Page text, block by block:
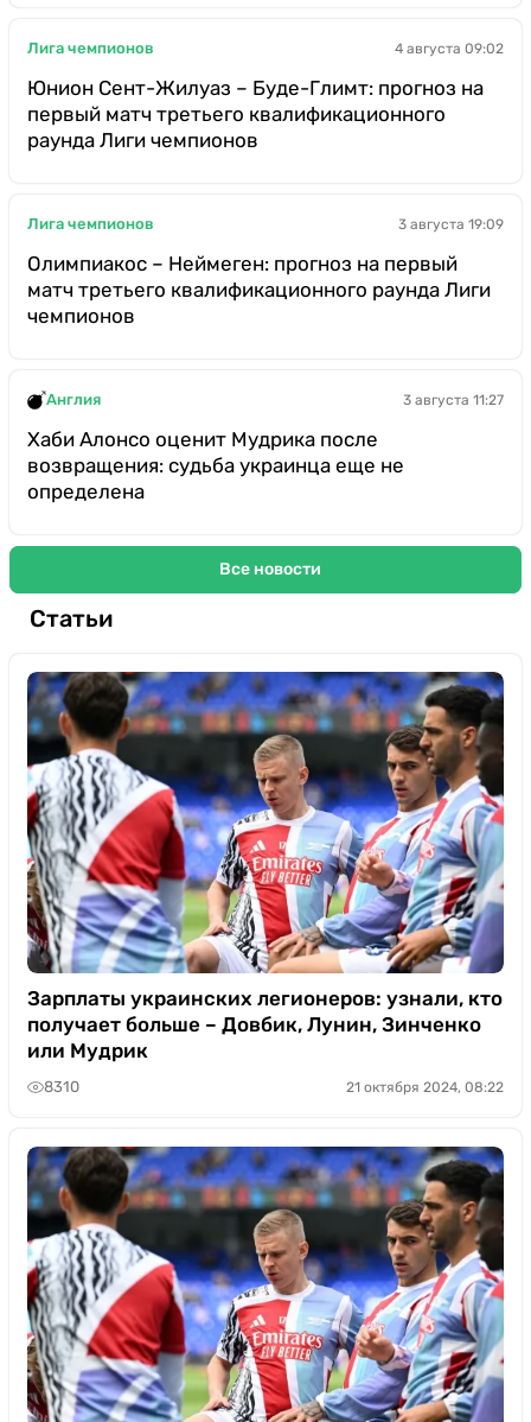
Лига чемпионов 4 августа 09:02
Юнион Сент-Жилуаз – Буде-Глимт: прогноз на
первый матч третьего квалификационного
раунда Лиги чемпионов
Лига чемпионов 3 августа 19:09
Олимпиакос – Неймеген: прогноз на первый
матч третьего квалификационного раунда Лиги
чемпионов
Англия 3 августа 11:27
Хаби Алонсо оценит Мудрика после
возвращения: судьба украинца еще не
определена
Все новости
Статьи
Зарплаты украинских легионеров: узнали, кто
получает больше – Довбик, Лунин, Зинченко
или Мудрик
8310 21 октября 2024, 08:22